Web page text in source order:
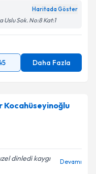
Haritada Göster
Sok. No:8 Kat:1
Daha Fazla
Kocahüseyinoğlu
dinledi kaygı
Devamı